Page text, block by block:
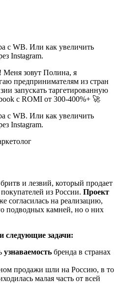
Меня зовут Полина, я
предпринимателям из стран
таргетированную
с ROMI от 300-400%+ 🚀
и лезвий, который продает
из России. Проект
согласилась на реализацию,
подводных камней, но о них
следующие задачи:
узнаваемость бренда в странах
продажи шли на Россию, в то
малая часть от всей